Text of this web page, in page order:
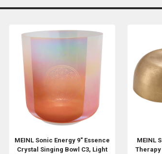
MEINL Sonic Energy 9" Essence
Crystal Singing Bowl C3, Light
MEINL